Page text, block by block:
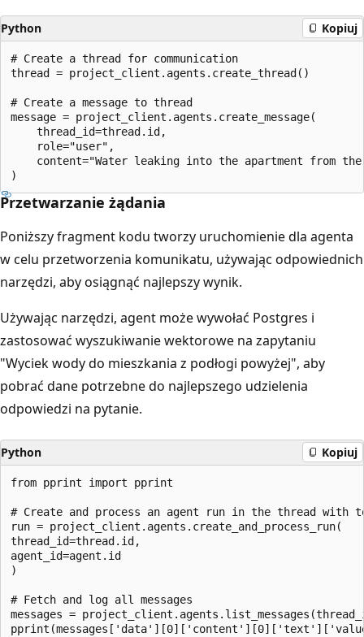
Python Kopiuj
# Create a thread for communication
thread = project_client.agents.create_thread()
# Create a message to thread
message = project_client.agents.create_message(
    thread_id=thread.id,
    role="user",
content="Water leaking into the apartment from
Przetwarzanie żądania
Poniższy fragment kodu tworzy uruchomienie dla agenta
w celu przetworzenia komunikatu, używając odpowiednich
narzędzi, aby osiągnąć najlepszy wynik.
Używając narzędzi, agent może wywołać Postgres i
zastosować wyszukiwanie wektorowe na zapytaniu
"Wyciek wody do mieszkania z podłogi powyżej", aby
pobrać dane potrzebne do najlepszego udzielenia
odpowiedzi na pytanie.
Python Kopiuj
from pprint import pprint
# Create and process an agent run in the thread with
run = project_client.agents.create_and_process_run(
thread_id=thread.id,
agent_id=agent.id
)
# Fetch and log all messages
messages =